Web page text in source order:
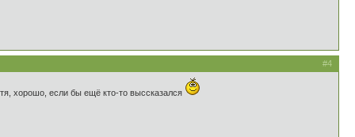
#4
хорошо, если бы ещё кто-то выссказался